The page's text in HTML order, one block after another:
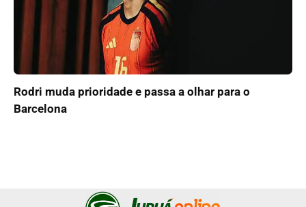
Rodri muda prioridade e passa a olhar para o
Barcelona